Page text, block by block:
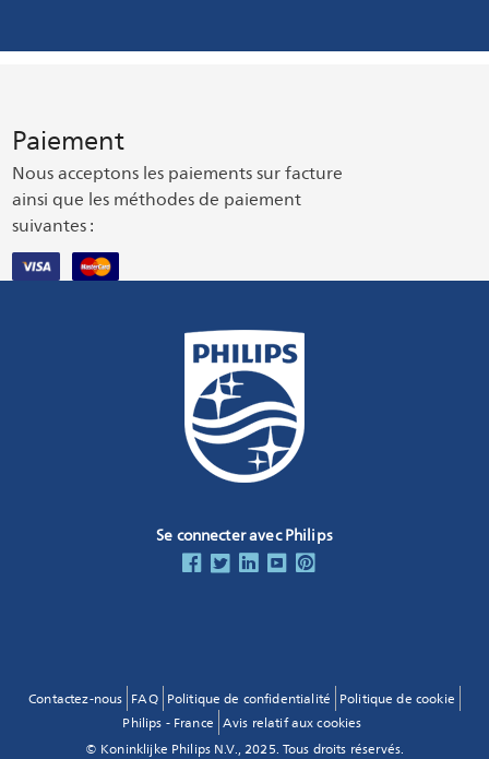
Paiement
Nous acceptons les paiements sur facture
ainsi que les méthodes de paiement
suivantes :
Se connecter avec Philips
Contactez-nous FAQ Politique de confidentialité Politique de cookie
Philips - France Avis relatif aux cookies
© Koninklijke Philips N.V., 2025. Tous droits réservés.